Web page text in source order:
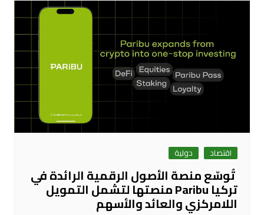
اقتصاد دولية
تُوسّع منصة الأصول الرقمية الرائدة في
تركيا Paribu منصتها لتشمل التمويل
اللامركزي والعائد والأسهم